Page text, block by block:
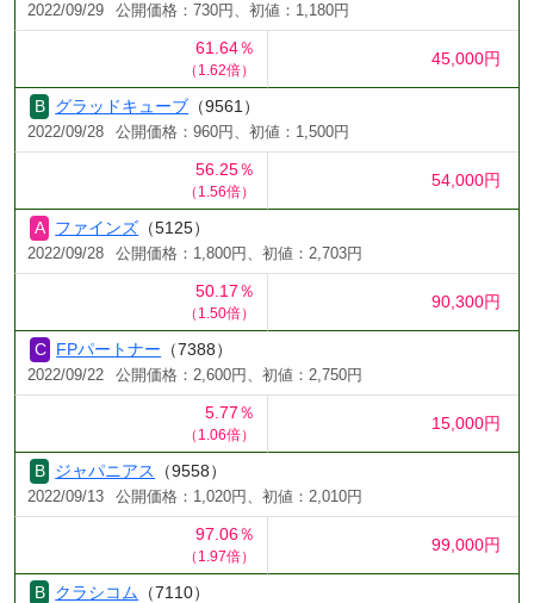
2022/09/29 公開価格：730円、初値：1,180円
61.64％
（1.62倍）
45,000円
グラッドキューブ （9561）
2022/09/28 公開価格：960円、初値：1,500円
56.25％
（1.56倍）
54,000円
ファインズ （5125）
2022/09/28 公開価格：1,800円、初値：2,703円
50.17％
（1.50倍）
90,300円
FPパートナー （7388）
2022/09/22 公開価格：2,600円、初値：2,750円
5.77％
（1.06倍）
15,000円
ジャパニアス （9558）
2022/09/13 公開価格：1,020円、初値：2,010円
97.06％
（1.97倍）
99,000円
クラシコム （7110）